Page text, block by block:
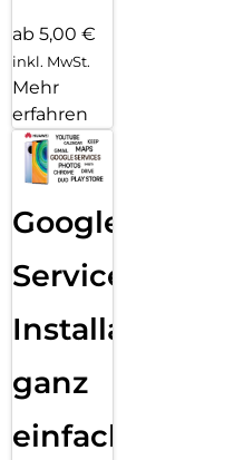
ab 5,00 €
inkl. MwSt.
Mehr
erfahren
Google
Services
Installation
ganz
einfach